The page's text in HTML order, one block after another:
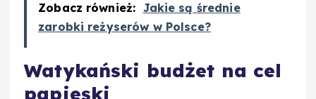
Zobacz również: Jakie są średnie
zarobki reżyserów w Polsce?
Watykański budżet na cel
papieski